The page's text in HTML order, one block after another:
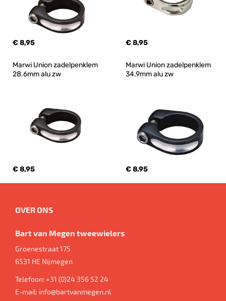
€ 8,95 € 8,95
Marwi Union zadelpenklem
28.6mm alu zw
€ 8,95
Marwi Union zadelpenklem
34.9mm alu zw
€ 8,95
OVER ONS
Bart van Megen tweewielers
Groenestraat 175
6531 HE Nijmegen
Telefoon:+31 (0)24 356 52 24
E-mail: info@bartvanmegen.nl